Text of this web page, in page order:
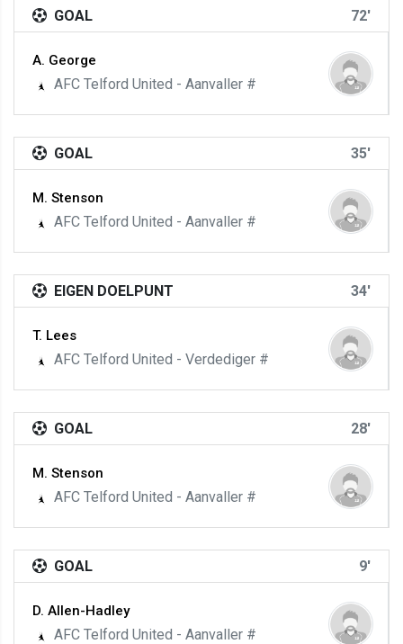
GOAL 72'
A. George
AFC Telford United - Aanvaller #
GOAL 35'
M. Stenson
AFC Telford United - Aanvaller #
EIGEN DOELPUNT 34'
T. Lees
AFC Telford United - Verdediger #
GOAL 28'
M. Stenson
AFC Telford United - Aanvaller #
GOAL 9'
D. Allen-Hadley
AFC Telford United - Aanvaller #